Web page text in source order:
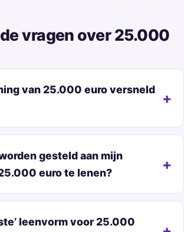
vragen over 25.000
van 25.000 euro versneld
gesteld aan mijn
euro te lenen?
leenvorm voor 25.000